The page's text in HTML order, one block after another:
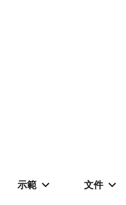
示範 文件